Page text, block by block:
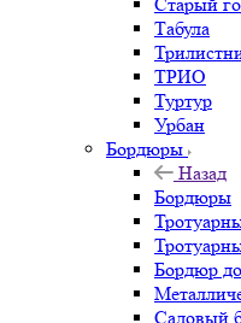
Табула
ТРИО
Туртур
Урбан
Бордюры
Назад
Бордюры
Бордюр
Садовый